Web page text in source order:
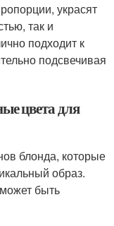
украсят
так и
подходит к
подсвечивая
цвета для
блонда, которые
образ.
быть